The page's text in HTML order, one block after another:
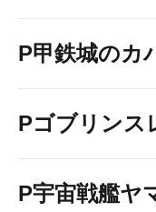
P甲鉄城のカ
Pゴブリンス
P宇宙戦艦ヤ